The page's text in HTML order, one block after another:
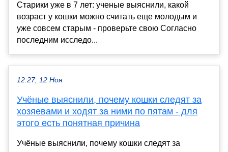
Старики уже в 7 лет: ученые выяснили, какой
возраст у кошки можно считать еще молодым и
уже совсем старым - проверьте свою Согласно
последним исследо...
12:27, 12 Ноя
Учёные выяснили, почему кошки следят за
хозяевами и ходят за ними по пятам - для
этого есть понятная причина
Учёные выяснили, почему кошки следят за